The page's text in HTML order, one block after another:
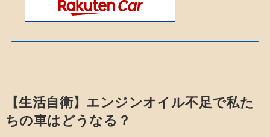
【生活自衛】エンジンオイル不足で私た
ちの車はどうなる？